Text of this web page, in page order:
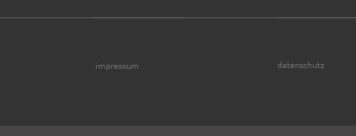
impressum datenschutz